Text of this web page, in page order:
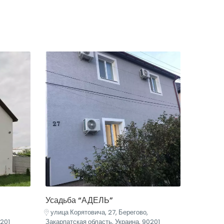
Усадьба “АДЕЛЬ”
улица Корятовича, 27, Берегово,
Закарпатская область, Украина, 90201